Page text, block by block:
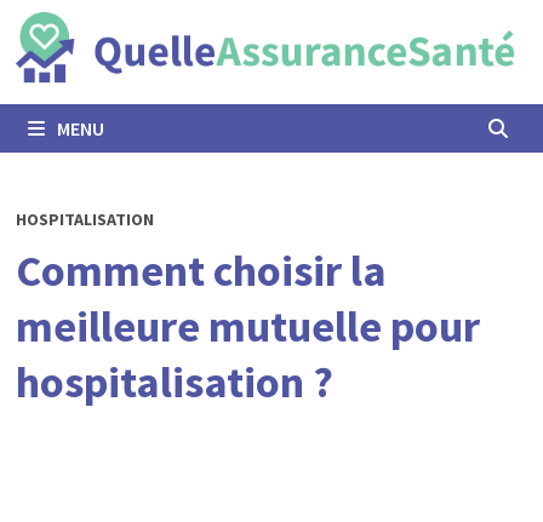
Passer
au
contenu
MENU
HOSPITALISATION
Comment choisir la
meilleure mutuelle pour
hospitalisation ?